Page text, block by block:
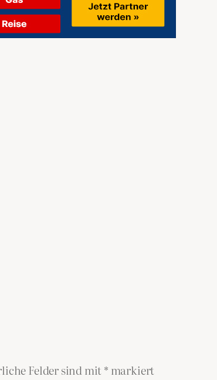
Felder sind mit* markiert